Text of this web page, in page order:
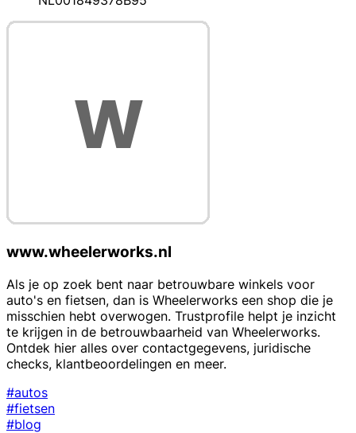
www.wheelerworks.nl
Als je op zoek bent naar betrouwbare winkels voor
auto's en fietsen, dan is Wheelerworks een shop die je
misschien hebt overwogen. Trustprofile helpt je inzicht
te krijgen in de betrouwbaarheid van Wheelerworks.
Ontdek hier alles over contactgegevens, juridische
checks, klantbeoordelingen en meer.
#autos
#fietsen
#blog